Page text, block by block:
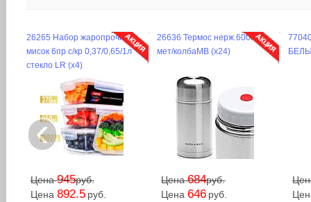
26265 Набор жаропрочных
мисок 6пр с/кр 0,37/0,65/1л
стекло LR (х4)
Цена945руб.
Цена 892.5 руб.
26636 Термос нерж.600мл
мет/колбаMB (х24)
Цена684руб.
Цена646 руб.
‹